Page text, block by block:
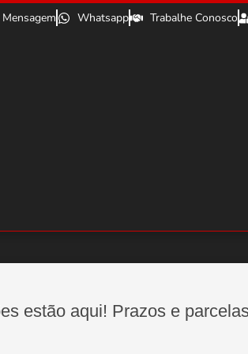
Mensagem Whatsapp Trabalhe Conosco
estão aqui! Prazos e